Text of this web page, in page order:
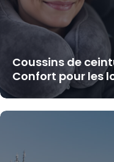
Coussins de
Confort pour les